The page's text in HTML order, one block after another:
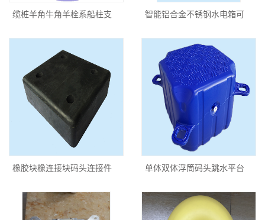
缆桩羊角牛角羊栓系船柱支 智能铝合金不锈钢水电箱可
橡胶块橡连接块码头连接件 单体双体浮筒码头跳水平台